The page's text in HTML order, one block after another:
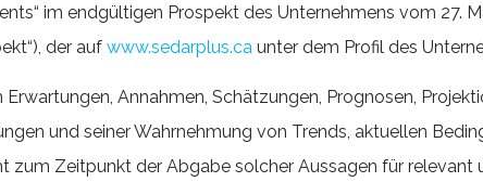
im endgültigen Prospekt des Unternehmens vom 27.
der auf www.sedarplus.ca unter dem Profil des
Annahmen, Schätzungen, Prognosen,
und seiner Wahrnehmung von Trends, aktuellen
zum Zeitpunkt der Abgabe solcher Aussagen für